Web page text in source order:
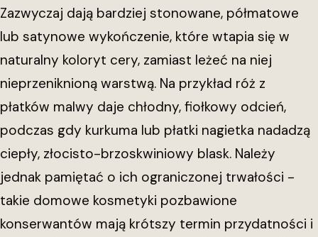
Zazwyczaj dają bardziej stonowane, półmatowe
lub satynowe wykończenie, które wtapia się w
naturalny koloryt cery, zamiast leżeć na niej
nieprzeniknioną warstwą. Na przykład róż z
płatków malwy daje chłodny, fiołkowy odcień,
podczas gdy kurkuma lub płatki nagietka nadadzą
ciepły, złocisto-brzoskwiniowy blask. Należy
jednak pamiętać o ich ograniczonej trwałości -
takie domowe kosmetyki pozbawione
konserwantów mają krótszy termin przydatności i